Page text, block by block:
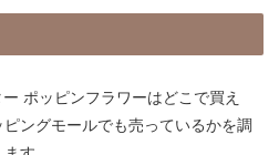
ポッピンフラワーはどこで買え
ングモールでも売っているかを調